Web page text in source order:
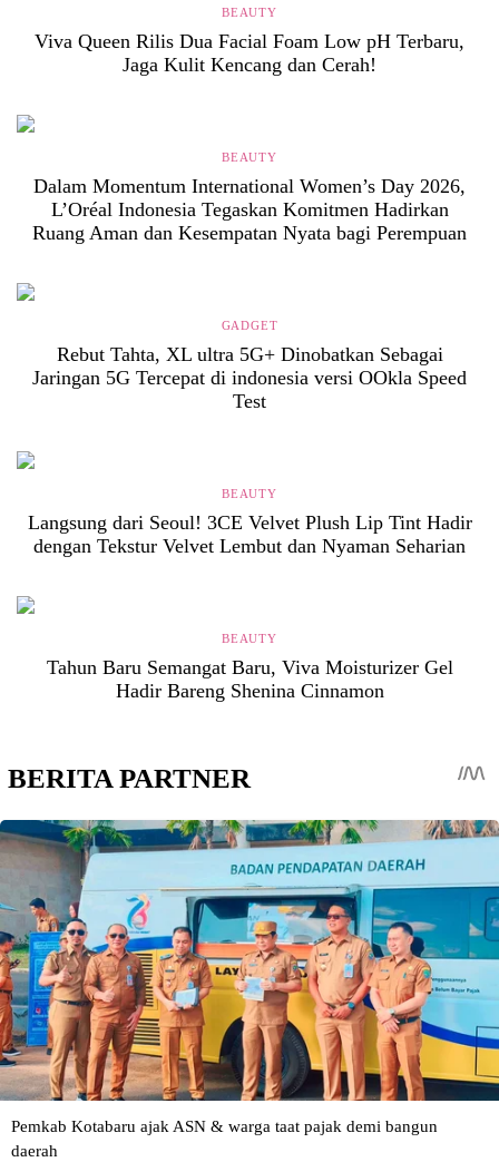
BEAUTY
Viva Queen Rilis Dua Facial Foam Low pH Terbaru,
Jaga Kulit Kencang dan Cerah!
BEAUTY
Dalam Momentum International Women’s Day 2026,
L’Oréal Indonesia Tegaskan Komitmen Hadirkan
Ruang Aman dan Kesempatan Nyata bagi Perempuan
GADGET
Rebut Tahta, XL ultra 5G+ Dinobatkan Sebagai
Jaringan 5G Tercepat di indonesia versi OOkla Speed
Test
BEAUTY
Langsung dari Seoul! 3CE Velvet Plush Lip Tint Hadir
dengan Tekstur Velvet Lembut dan Nyaman Seharian
BEAUTY
Tahun Baru Semangat Baru, Viva Moisturizer Gel
Hadir Bareng Shenina Cinnamon